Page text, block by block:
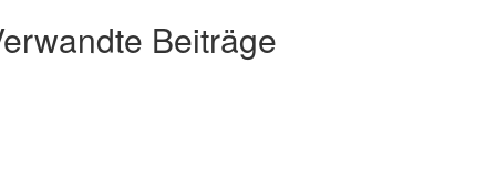
Beiträge